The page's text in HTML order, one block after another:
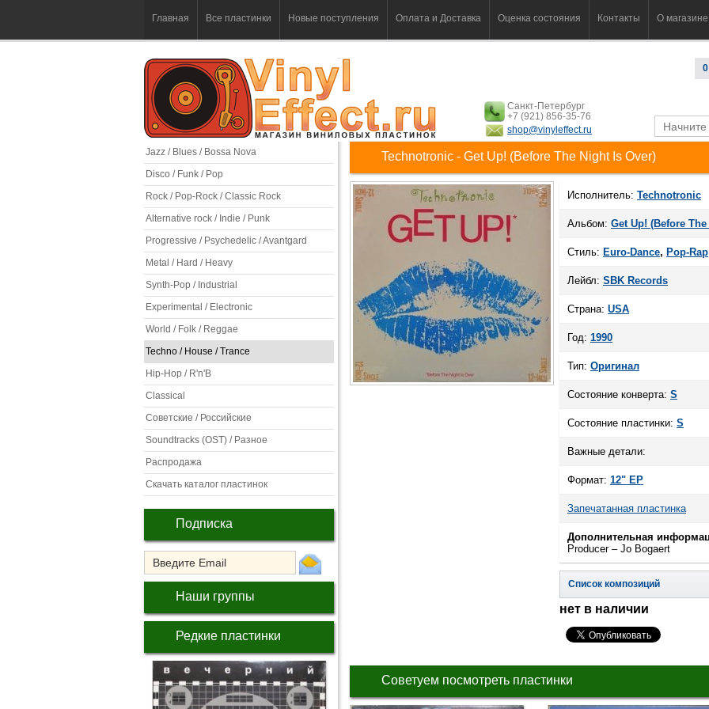
Главная Все пластинки Новые поступления Оплата и Доставка Оценка состояния Контакты О магазине
0
Санкт-Петербург
+7 (921) 856-35-76
shop@vinyleffect.ru
Jazz / Blues / Bossa Nova
Disco / Funk / Pop
Rock / Pop-Rock / Classic Rock
Alternative rock / Indie / Punk
Progressive / Psychedelic / Avantgard
Metal / Hard / Heavy
Synth-Pop / Industrial
Experimental / Electronic
World / Folk / Reggae
Techno / House / Trance
Hip-Hop / R'n'B
Classical
Советские / Российские
Soundtracks (OST) / Разное
Распродажа
Скачать каталог пластинок
Подписка
Наши группы
Редкие пластинки
Technotronic - Get Up! (Before The Night Is Over)
Исполнитель: Technotronic
Альбом: Get Up! (Before
Стиль: Euro-Dance, Pop-Rap
Лейбл: SBK Records
Страна: USA
Год: 1990
Тип: Оригинал
Состояние конверта: S
Состояние пластинки: S
Важные детали:
Формат: 12" EP
Запечатанная пластинка
Дополнительная
Producer – Jo Bogaert
Список композиций
нет в наличии
Советуем посмотреть пластинки